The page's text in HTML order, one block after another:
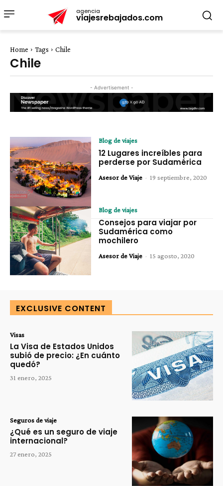
agencia
viajesrebajados.com
Home Tags Chile
Chile
- Advertisement -
Blog de viajes
12 Lugares increíbles para
perderse por Sudamérica
Asesor de Viaje - 19 septiembre, 2020
Blog de viajes
Consejos para viajar por
Sudamérica como
mochilero
Asesor de Viaje - 15 agosto, 2020
EXCLUSIVE CONTENT
Visas
La Visa de Estados Unidos
subió de precio: ¿En cuánto
quedó?
31 enero, 2025
Seguros de viaje
¿Qué es un seguro de viaje
internacional?
27 enero, 2025